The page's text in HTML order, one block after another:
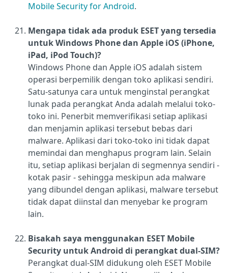
Mobile Security for Android.
Mengapa tidak ada produk ESET yang tersedia
untuk Windows Phone dan Apple iOS (iPhone,
iPad, iPod Touch)?
Windows Phone dan Apple iOS adalah sistem
operasi berpemilik dengan toko aplikasi sendiri.
Satu-satunya cara untuk menginstal perangkat
lunak pada perangkat Anda adalah melalui toko-
toko ini. Penerbit memverifikasi setiap aplikasi
dan menjamin aplikasi tersebut bebas dari
malware. Aplikasi dari toko-toko ini tidak dapat
memindai dan menghapus program lain. Selain
itu, setiap aplikasi berjalan di segmennya sendiri -
kotak pasir - sehingga meskipun ada malware
yang dibundel dengan aplikasi, malware tersebut
tidak dapat diinstal dan menyebar ke program
lain.
Bisakah saya menggunakan ESET Mobile
Security untuk Android di perangkat dual-SIM?
Perangkat dual-SIM didukung oleh ESET Mobile